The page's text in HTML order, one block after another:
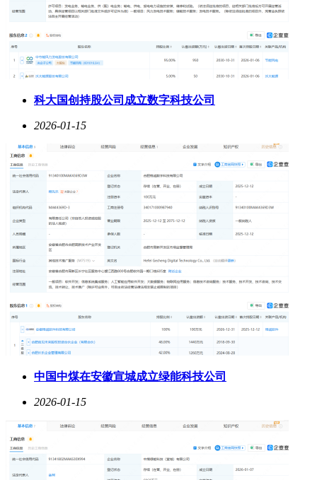
科大国创持股公司成立数字科技公司
2026-01-15
中国中煤在安徽宣城成立绿能科技公司
2026-01-15